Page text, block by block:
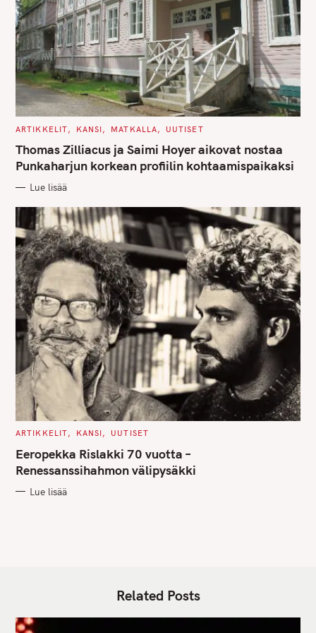
C
T
E
G
O
I
S
ARTIKKELIT KANSI MATKALLA UUTISET
Thomas Zilliacus ja Saimi Hoyer aikovat nostaa
Punkaharjun korkean profiilin kohtaamispaikaksi
Lue lisää
C
T
E
G
O
I
ARTIKKELIT KANSI UUTISET
Eeropekka Rislakki 70 vuotta –
Renessanssihahmon välipysäkki
Lue lisää
Related Posts